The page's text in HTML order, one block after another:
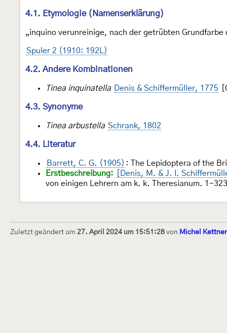
4.1. Etymologie (Namenserklärung)
„inquino verunreinige, nach der getrübten Grundfarbe
Spuler 2 (1910: 192L)
4.2. Andere Kombinationen
Tinea inquinatella Denis & Schiffermüller, 1775
4.3. Synonyme
Tinea arbustella Schrank, 1802
4.4. Literatur
Barrett, C. G. (1905) : The Lepidoptera of the
Erstbeschreibung:
[Denis, M. & J. I.
von einigen Lehrern am k. k. Theresianum. 1-
Zuletzt geändert am 27. April 2024 um 15:51:28 von Michel Kettner